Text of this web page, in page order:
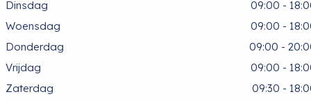
Dinsdag
09:00 -
Woensdag
09:00 -
Donderdag
09:00 -
Vrijdag
09:00 -
Zaterdag
09:30 -